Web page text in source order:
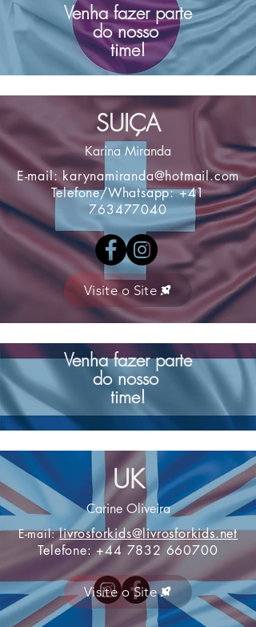
Venha fazer parte
do nosso
time!
SUIÇA
Karina Miranda
E-mail: karynamiranda@hotmail.com
Telefone/Whatsapp:+41
763477040
Visite o Site
Venha fazer parte
do nosso
time!
UK
Carine Oliveira
E-mail: livrosforkids@livrosforkids.net
Telefone:+44 7832 660700
Visite o Site